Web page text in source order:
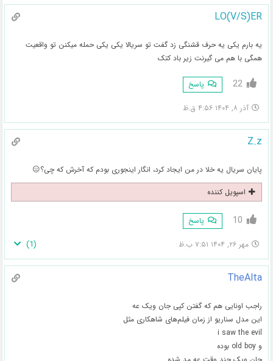
LO(V/S)ER
یه بارم یکی یه حرف قشنگی زد گفت تو سریالا یکی یکی حمله میکنن تو واقعیت
همگی با هم می گیرنت زیر باد کتک
22 پاسخ
آذر ۸, ۱۴۰۴ ۴:۵۶ ق.ظ
Z.z
پایان سریال یه خلا در من ایجاد کرد، انگار اینجوری بودم که آخرش که چی؟😑
اسپویل کننده
10 پاسخ
مهر ۲۶, ۱۴۰۴ ۷:۵۱ ب.ظ (
1
)
TheAlta
راجب اونایی هم که گفتن کپی جان ویک عه
این مدل سناریو از زمان فیلم‌های شاهکاری مثل
i saw the evil
و old boy بوده